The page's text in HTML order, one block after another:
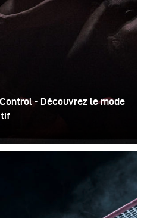
- Découvrez le mode
conception de l'éclairage
de choses à prendre